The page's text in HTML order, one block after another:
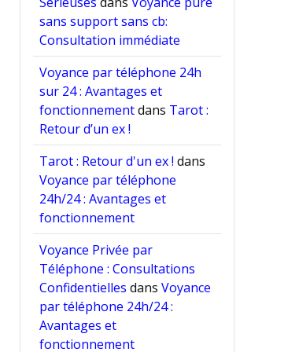
sans support sans cb:
Consultation immédiate
Voyance par téléphone 24h
sur 24 : Avantages et
fonctionnementdans Tarot :
Retour d’un ex !
Tarot : Retour d'un ex ! dans
Voyance par téléphone
24h/24 : Avantages et
fonctionnement
Voyance Privée par
Téléphone : Consultations
Confidentielles dansVoyance
par téléphone 24h/24 :
Avantages et
fonctionnement